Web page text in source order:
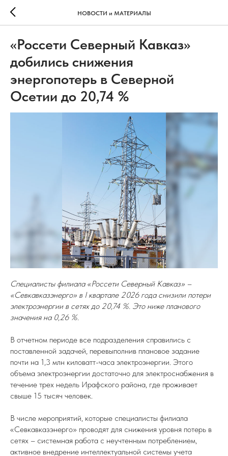
НОВОСТИ и МАТЕРИАЛЫ
«Россети Северный Кавказ»
добились снижения
энергопотерь в Северной
Осетии до 20,74 %
Специалисты филиала «Россети Северный Кавказ» –
«Севкавказэнерго» в I квартале 2026 года снизили потери
электроэнергии в сетях до 20,74 %. Это ниже планового
значения на 0,26 %.
В отчетном периоде все подразделения справились с
поставленной задачей, перевыполнив плановое задание
почти на 1,3 млн киловатт-часа электроэнергии. Этого
объема электроэнергии достаточно для электроснабжения в
течение трех недель Ирафского района, где проживает
свыше 15 тысяч человек.
В числе мероприятий, которые специалисты филиала
«Севкавказэнерго» проводят для снижения уровня потерь в
сетях – системная работа с неучтенным потреблением,
активное внедрение интеллектуальной системы учета